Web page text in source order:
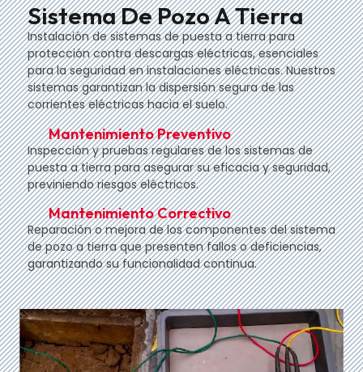
Sistema De Pozo A Tierra
Instalación de sistemas de puesta a tierra para
protección contra descargas eléctricas, esenciales
para la seguridad en instalaciones eléctricas. Nuestros
sistemas garantizan la dispersión segura de las
corrientes eléctricas hacia el suelo.
Mantenimiento Preventivo
Inspección y pruebas regulares de los sistemas de
puesta a tierra para asegurar su eficacia y seguridad,
previniendo riesgos eléctricos.
Mantenimiento Correctivo
Reparación o mejora de los componentes del sistema
de pozo a tierra que presenten fallos o deficiencias,
garantizando su funcionalidad continua.